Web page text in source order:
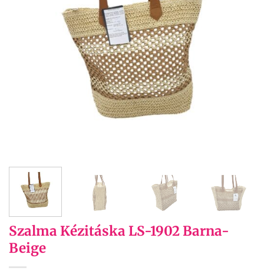
Szalma Kézitáska LS-1902 Barna-
Beige